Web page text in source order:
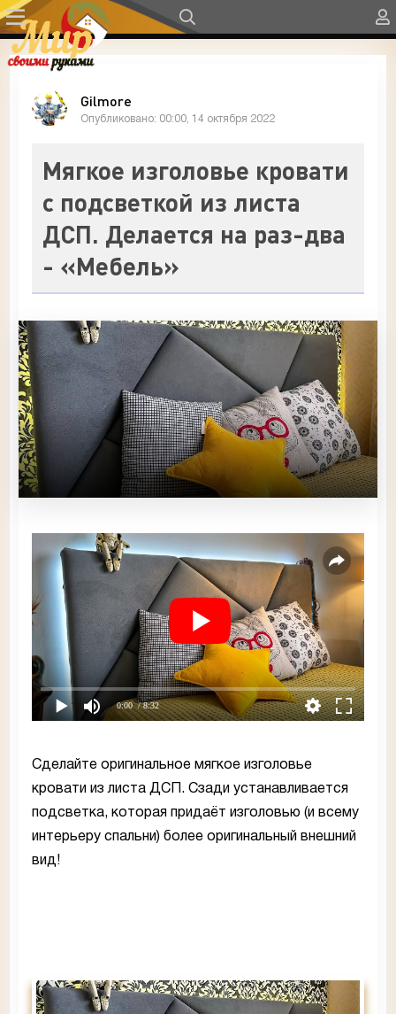
Gilmore
Опубликовано: 00:00, 14 октября 2022
Мягкое изголовье кровати
с подсветкой из листа
ДСП. Делается на раз-два
- «Мебель»
0:00 / 8:32
Сделайте оригинальное мягкое изголовье
кровати из листа ДСП. Сзади устанавливается
подсветка, которая придаёт изголовью (и всему
интерьеру спальни) более оригинальный внешний
вид!